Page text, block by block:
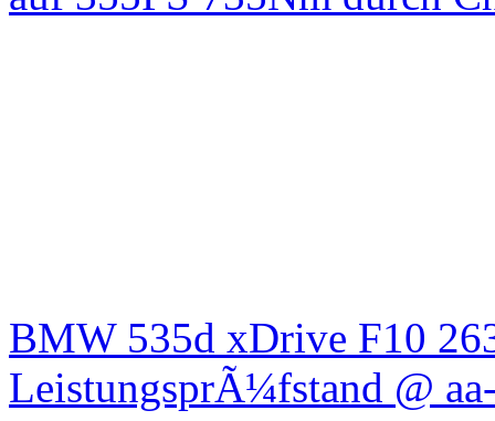
BMW 535d xDrive F10
LeistungsprÃ¼fstand @